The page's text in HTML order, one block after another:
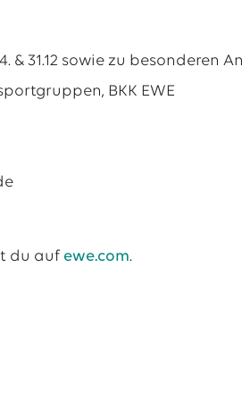
31.12 sowie zu besonderen
BKK EWE
du auf ewe.com.